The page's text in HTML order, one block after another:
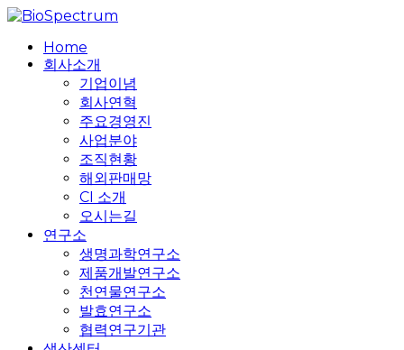
Skip
main
content
search
MenuHome
회사소개
기업이념
회사연혁
주요경영진
사업분야
조직현황
해외판매망
CI 소개
오시는길
연구소
생명과학연구소
제품개발연구소
천연물연구소
발효연구소
협력연구기관